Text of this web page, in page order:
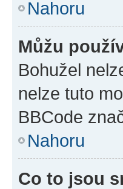
Nahoru
Můžu
Bohužel
nelze tuto
BBCode
Nahoru
Co to jsou